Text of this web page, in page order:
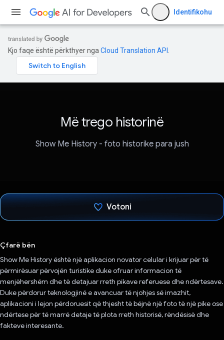
Identifikohu
Kjo faqe është përkthyer nga Cloud Translation API
Më trego historinë
Show Me History - foto historike para jush
Votoni
Çfarë bën
Show Me History është një aplikacion novator celular i krijuar për të
përmirësuar përvojën turistike duke ofruar informacion të
menjëhershëm dhe të detajuar rreth pikave referuese dhe ndërtesave.
Duke përdorur teknologjinë e avancuar të njohjes së imazhit,
aplikacioni i lejon përdoruesit që thjesht të bëjnë një foto të një pike ose
ndërtese për të marrë detaje të plota rreth historisë, rëndësisë dhe
fakteve interesante.